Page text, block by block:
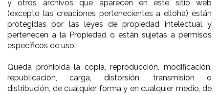
y otros archivos que aparecen en este sitio web
(excepto las creaciones pertenecientes a elloha) están
protegidas por las leyes de propiedad intelectual y
pertenecen a la Propiedad o están sujetas a permisos
específicos de uso.
Queda prohibida la copia, reproducción, modificación,
republicación, carga, distorsión, transmisión o
distribución, de cualquier forma y en cualquier medio, de